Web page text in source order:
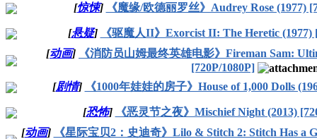
[惊悚] 《魔缘/欧德丽罗丝》Audrey Rose (1977)
[悬疑]
《驱魔人II》Exorcist II: The Heretic (1977)
[动画]
《消防员山姆最终英雄电影》Fireman Sam:
[720P/1080P]
[剧情] 《1000年娃娃的房子》House of 1,000 Dolls
[恐怖]
《恶灵节之夜》Mischief Night (2013)
[动画]
《星际宝贝2：史迪奇》Lilo & Stitch 2: Stitch Has a